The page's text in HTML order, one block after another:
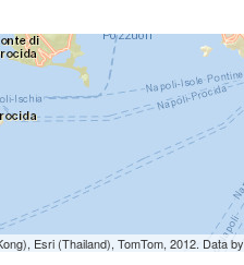
Esri (Thailand), TomTom, 2012. Data by